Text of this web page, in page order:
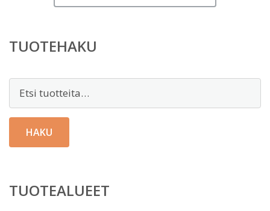
TUOTEHAKU
Etsi:
HAKU
TUOTEALUEET